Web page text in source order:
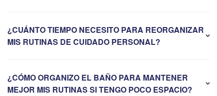
¿CUÁNTO TIEMPO NECESITO PARA REORGANIZAR
MIS RUTINAS DE CUIDADO PERSONAL?
¿CÓMO ORGANIZO EL BAÑO PARA MANTENER
MEJOR MIS RUTINAS SI TENGO POCO ESPACIO?